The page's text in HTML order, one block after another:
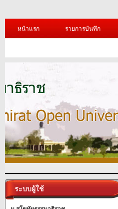
หน้าแรก รายการบันทึก
ระบบผู้ใช้